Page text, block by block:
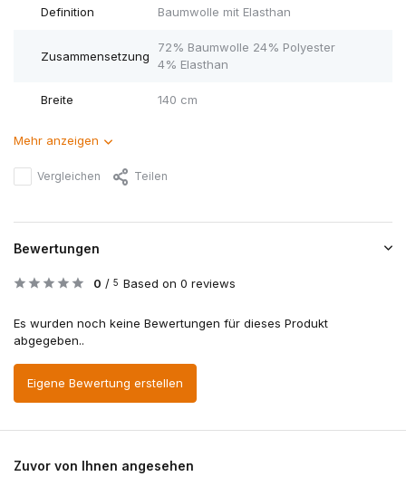
Definition Baumwolle mit Elasthan
Zusammensetzung
72% Baumwolle 24% Polyester
4% Elasthan
Breite 140 cm
Mehr anzeigen
Vergleichen Teilen
Bewertungen
0 / 5 Based on 0 reviews
Es wurden noch keine Bewertungen für dieses Produkt
abgegeben..
Eigene Bewertung erstellen
Zuvor von Ihnen angesehen